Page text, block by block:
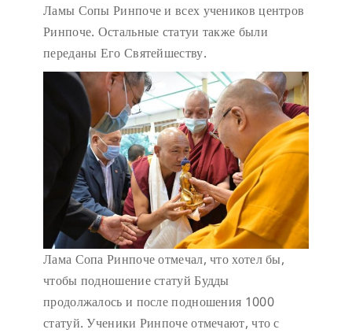
Ламы Сопы Ринпоче и всех учеников центров
Ринпоче. Остальные статуи также были
переданы Его Святейшеству.
Лама Сопа Ринпоче отмечал, что хотел бы,
чтобы подношение статуй Будды
продолжалось и после подношения 1000
статуй. Ученики Ринпоче отмечают, что с